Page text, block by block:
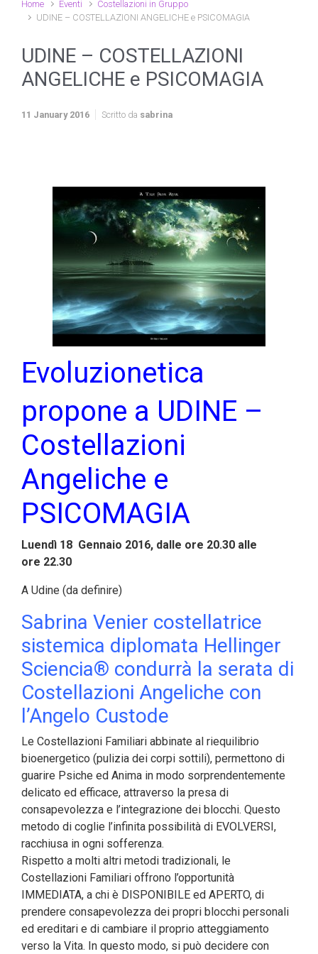
Home Eventi
Costellazioni in Gruppo
UDINE – COSTELLAZIONI ANGELICHE e PSICOMAGIA
UDINE – COSTELLAZIONI
ANGELICHE e PSICOMAGIA
11 January 2016 Scritto da sabrina
Evol uzionetica
propone a UDINE –
Costellazioni
Angeliche e
PSICOMAGIA
Luendì 18 Gennaio 2016, dalle ore 20.30 alle
ore 22.30
A Udine (da definire)
Sabrina Venier costellatrice
sistemica diplomata Hellinger
Sciencia® condurrà la serata di
Costellazioni Angeliche con
l’Angelo Custode
Le Costellazioni Familiari abbinate al riequilibrio
bioenergetico (pulizia dei corpi sottili), permettono di
guarire Psiche ed Anima in modo sorprendentemente
delicato ed efficace, attraverso la presa di
consapevolezza e l’integrazione dei blocchi. Questo
metodo di coglie l’infinita possibilità di EVOLVERSI,
racchiusa in ogni sofferenza.
Rispetto a molti altri metodi tradizionali, le
Costellazioni Familiari offrono l’opportunità
IMMEDIATA, a chi è DISPONIBILE ed APERTO, di
prendere consapevolezza dei propri blocchi personali
ed ereditari e di cambiare il proprio atteggiamento
verso la Vita. In questo modo, si può decidere con